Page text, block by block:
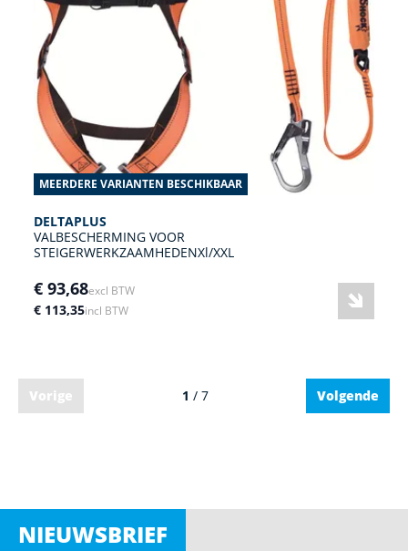
MEERDERE VARIANTEN BESCHIKBAAR
DELTAPLUS
VALBESCHERMING VOOR
STEIGERWERKZAAMHEDENXl/XXL
€ 93,68excl BTW
€ 113,35incl BTW
Vorige 1 / 7 Volgende
NIEUWSBRIEF